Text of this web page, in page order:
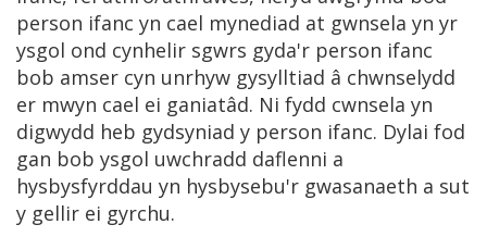
person ifanc yn cael mynediad at gwnsela yn yr
ysgol ond cynhelir sgwrs gyda'r person ifanc
bob amser cyn unrhyw gysylltiad â chwnselydd
er mwyn cael ei ganiatâd. Ni fydd cwnsela yn
digwydd heb gydsyniad y person ifanc. Dylai fod
gan bob ysgol uwchradd daflenni a
hysbysfyrddau yn hysbysebu'r gwasanaeth a sut
y gellir ei gyrchu.